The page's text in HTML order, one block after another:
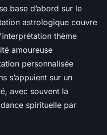
se base d’abord sur le
astrologique couvre
thème
amoureuse
personnalisée
s’appuient sur un
avec souvent la
spirituelle par